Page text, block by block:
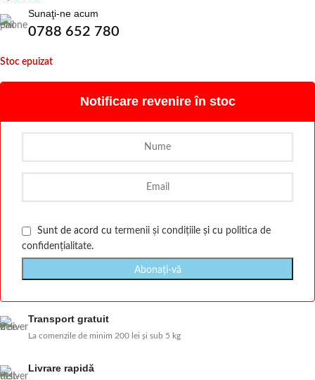
Sunaţi-ne acum
0788 652 780
Stoc epuizat
Notificare revenire în stoc
Sunt de acord cu termenii și condițiile și cu politica de
confidențialitate.
Transport gratuit
La comenzile de minim 200 lei și sub 5 kg
Livrare rapidă